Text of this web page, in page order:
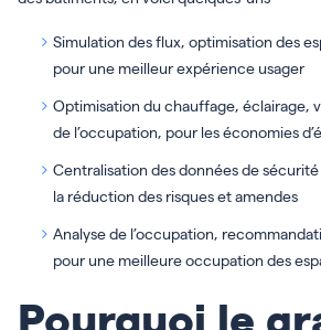
Simulation des flux, optimisation des
pour une meilleur expérience usager
Optimisation du chauffage, éclairage,
de l’occupation, pour les économies
Centralisation des données de
la réduction des risques et amendes
Analyse de l’occupation,
pour une meilleure occupation des
Pourquoi le